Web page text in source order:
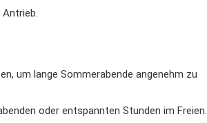
um lange Sommerabende angenehm zu
oder entspannten Stunden im Freien.